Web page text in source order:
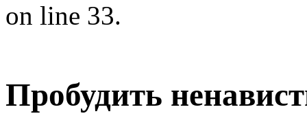
on line 33.
Пробудить